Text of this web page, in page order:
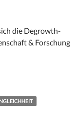
die Degrowth-
& Forschung